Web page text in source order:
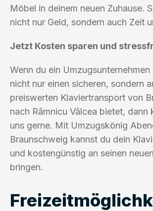
Möbel in deinem neuen Zuhause.
nicht nur Geld, sondern auch Zeit
Jetzt Kosten sparen und
Wenn du ein
nicht nur einen sicheren, sondern
preiswerten Klaviertransport von
nach Râmnicu Vâlcea bietet, dann
uns gerne. Mit Umzugskönig
Braunschweig kannst du dein
und kostengünstig an seinen
bringen.